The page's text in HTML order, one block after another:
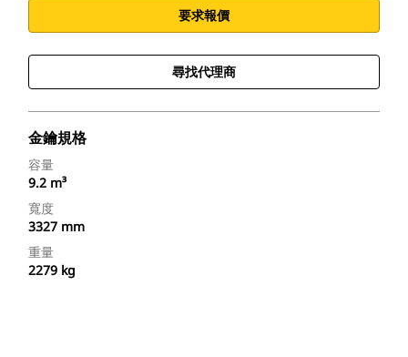
要求報價
尋找代理商
金鑰規格
容量
9.2 m³
寬度
3327 mm
重量
2279 kg